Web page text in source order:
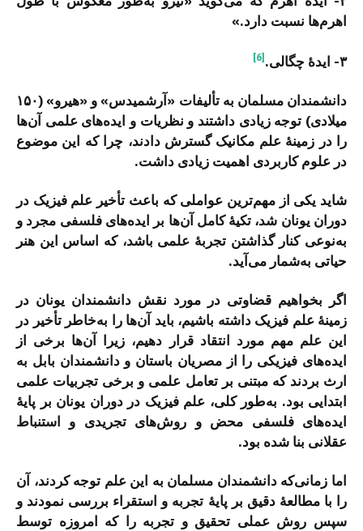
اهرم‌ها نسبت دارد.»
۳- ایدۀ چگالی. [6]
دانشمندان مسلمان به تألیفات «آرشمیدس» و «هیرو» (۱۵۰
میلادی) توجه زیادی داشتند و نظریات و ایده‌های علمی آن‌ها
را در زمینۀ علم مکانیک گسترش دادند، چرا که این موضوع
در علوم کاربردی اهمیت زیادی داشت.
شاید یکی از مهم‌ترین عواملی که باعث تأخیر علم فیزیک در
دوران یونان شد، تکیۀ کامل آن‌ها بر ایده‌های فلسفی مجرد و
به‌نوعی کنار گذاشتن تجربۀ علمی باشد، که اساس این هنر
حیاتی به‌شمار می‌آید.
اگر بخواهیم قضاوتی در مورد نقش دانشمندان یونان در
زمینۀ علم فیزیک داشته باشیم، باید آن‌ها را به‌خاطر تأخیر در
این علم مهم مورد انتقاد قرار دهیم، زیرا آن‌ها برخی از
ایده‌های فیزیکی را از مصریان باستان و دانشمندان بابل به
ارث بردند که مبتنی بر تعامل علمی و برخی تجربیات علمی
ابتدایی بود. به‌طور کلی، علم فیزیک در دوران یونان بر پایۀ
ایده‌های فلسفی محض و روش‌های تجریدی و استنباط
عقلانی بنا شده بود.
اما زمانی‌که دانشمندان مسلمان به این علم توجه کردند، آن
را با مطالعۀ دقیق بر پایۀ تجربه و استقراء بررسی نمودند و
سپس روش عملی تحقیق و تجربه را که امروزه توسط